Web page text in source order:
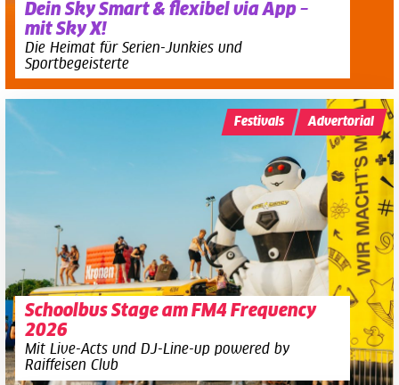
Dein Sky Smart & flexibel via App –
mit Sky X!
Die Heimat für Serien-Junkies und
Sportbegeisterte
Schoolbus Stage am FM4 Frequency
2026
Mit Live-Acts und DJ-Line-up powered by
Raiffeisen Club
Festivals Advertorial